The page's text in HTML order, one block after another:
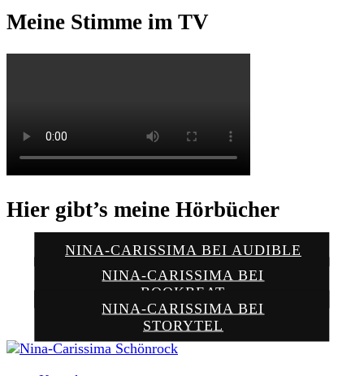
Meine Stimme im TV
Hier gibt’s meine Hörbücher
NINA-CARISSIMA BEI AUDIBLE
NINA-CARISSIMA BEI
BOOKBEAT
NINA-CARISSIMA BEI
STORYTEL